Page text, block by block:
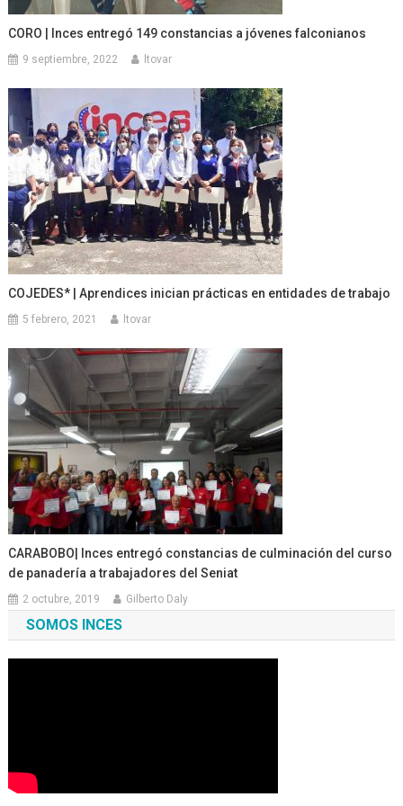
CORO | Inces entregó 149 constancias a jóvenes falconianos
9 septiembre, 2022 ltovar
COJEDES* | Aprendices inician prácticas en entidades de trabajo
5 febrero, 2021 ltovar
CARABOBO| Inces entregó constancias de culminación del curso
de panadería a trabajadores del Seniat
2 octubre, 2019 Gilberto Daly
SOMOS INCES